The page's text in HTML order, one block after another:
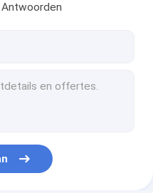
van voorvormen